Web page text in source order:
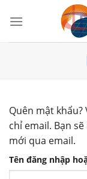
Quên mật
chỉ email. Bạn
mới qua email.
Tên đăng nhập